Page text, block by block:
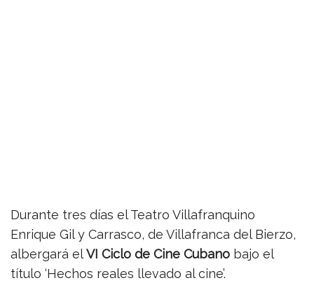
Durante tres días el Teatro Villafranquino
Enrique Gil y Carrasco, de Villafranca del Bierzo,
albergará elVI Ciclo de Cine Cubano bajo el
título ‘Hechos reales llevado al cine’.